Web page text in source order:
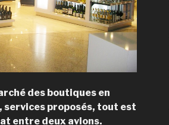
des boutiques en
services proposés, tout est
entre deux avions.